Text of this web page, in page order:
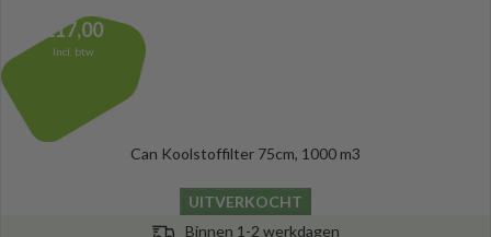
217,00
Incl. btw
Can Koolstoffilter 75cm, 1000 m3
UITVERKOCHT
Binnen 1-2 werkdagen